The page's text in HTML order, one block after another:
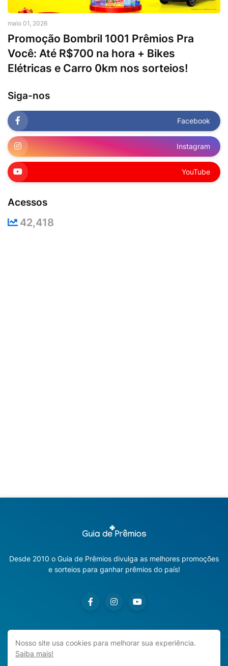
maio 01, 2026
Promoção Bombril 1001 Prêmios Pra
Você: Até R$700 na hora + Bikes
Elétricas e Carro 0km nos sorteios!
Siga-nos
Facebook
Instagram
YouTube
Acessos
42,418
Desde 2010 o Guia de Prêmios divulga as melhores promoções
e sorteios para ganhar prêmios do país!
Copyright ©
Nosso site usa cookies para melhorar sua experiência.
Saiba mais!